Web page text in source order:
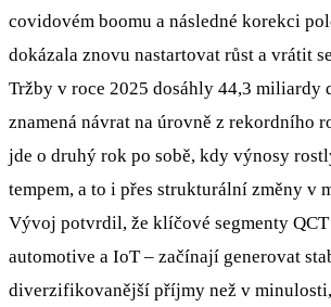
covidovém boomu a následné korekci
dokázala znovu nastartovat růst a vrátit
Tržby v roce 2025 dosáhly 44,3 miliardy
znamená návrat na úrovně z rekordního
jde o druhý rok po sobě, kdy výnosy
tempem, a to i přes strukturální změny v
Vývoj potvrdil, že klíčové segmenty
automotive a IoT – začínají generovat
diverzifikovanější příjmy než v